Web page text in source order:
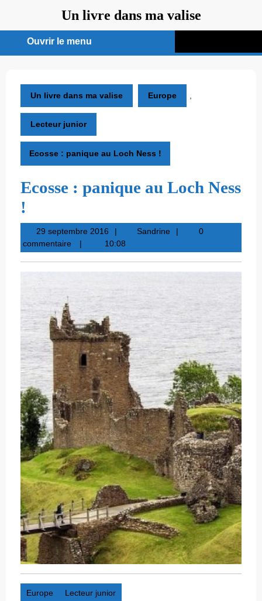
contenu
Un livre dans ma valise
Ouvrir le menu
menu
Un livre dans ma valise Europe
Lecteur junior
Ecosse : panique au Loch Ness !
Ecosse : panique au Loch Ness
!
29 septembre 201629
septembre
2016
SandrineSandrine
0
commentaire
10:08
Europe Lecteur junior